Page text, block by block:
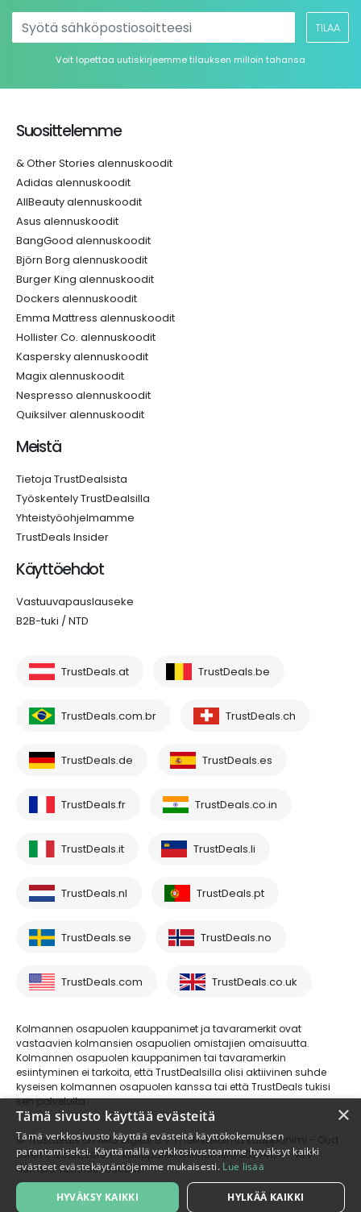
TILAA
Voit lopettaa uutiskirjeemme tilauksen milloin tahansa
Suosittelemme
& Other Stories alennuskoodit
Adidas alennuskoodit
AllBeauty alennuskoodit
Asus alennuskoodit
BangGood alennuskoodit
Björn Borg alennuskoodit
Burger King alennuskoodit
Dockers alennuskoodit
Emma Mattress alennuskoodit
Hollister Co. alennuskoodit
Kaspersky alennuskoodit
Magix alennuskoodit
Nespresso alennuskoodit
Quiksilver alennuskoodit
Meistä
Tietoja TrustDealsista
Työskentely TrustDealsilla
Yhteistyöohjelmamme
TrustDeals Insider
Käyttöehdot
Vastuuvapauslauseke
B2B-tuki / NTD
TrustDeals.at TrustDeals.be
TrustDeals.com.br TrustDeals.ch
TrustDeals.de TrustDeals.es
TrustDeals.fr TrustDeals.co.in
TrustDeals.it TrustDeals.li
TrustDeals.nl TrustDeals.pt
TrustDeals.se TrustDeals.no
TrustDeals.com TrustDeals.co.uk
Kolmannen osapuolen kauppanimet ja tavaramerkit ovat
vastaavien kolmansien osapuolien omistajien omaisuutta.
Kolmannen osapuolen kauppanimen tai tavaramerkin
esiintyminen ei tarkoita, että TrustDealsilla olisi aktiivinen suhde
kyseisen kolmannen osapuolen kanssa tai että TrustDeals tukisi
sen palveluita.
© Trustdeals on AMS Digital B.V.:n rekisteröimä kauppanimi - Oud
Laren 1, 1251BL, Laren - kaupparekisterinumero 80264174 - ALV-
numero: NL861609360B01
×
Tämä sivusto käyttää evästeitä
Tämä verkkosivusto käyttää evästeitä käyttökokemuksen
parantamiseksi. Käyttämällä verkkosivustoamme hyväksyt kaikki
evästeet evästekäytäntöjemme mukaisesti. Lue lisää
HYVÄKSY KAIKKI HYLKÄÄ KAIKKI